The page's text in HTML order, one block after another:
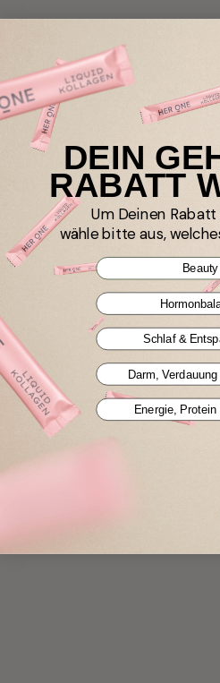
DEIN
RABATT
Um Deinen
wähle bitte aus,
Beauty
Schlaf &
Darm,
Energie, Protein